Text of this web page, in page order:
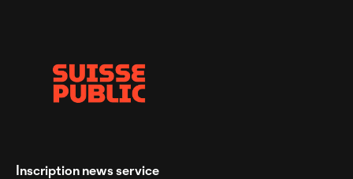
Inscription news service